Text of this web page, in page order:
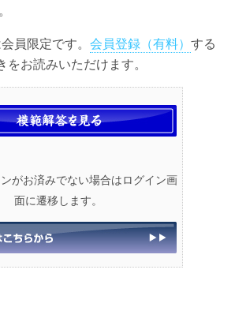
員限定です。 会員登録（有料） する
をお読みいただけます。
がお済みでない場合はログイン画
面に遷移します。